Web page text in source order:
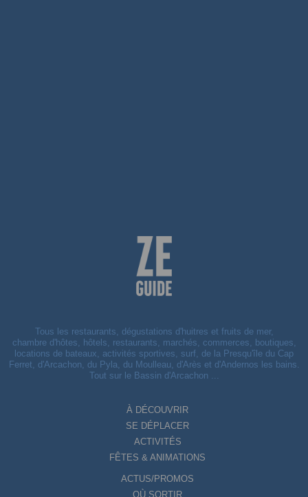
Tous les restaurants, dégustations d'huitres et fruits de mer,
chambre d'hôtes, hôtels, restaurants, marchés, commerces, boutiques,
locations de bateaux, activités sportives, surf, de la Presqu'île du Cap
Ferret, d'Arcachon, du Pyla, du Moulleau, d'Arès et d'Andernos les bains.
Tout sur le Bassin d'Arcachon ...
À DÉCOUVRIR
SE DÉPLACER
ACTIVITÉS
FÊTES & ANIMATIONS
ACTUS/PROMOS
OÙ SORTIR